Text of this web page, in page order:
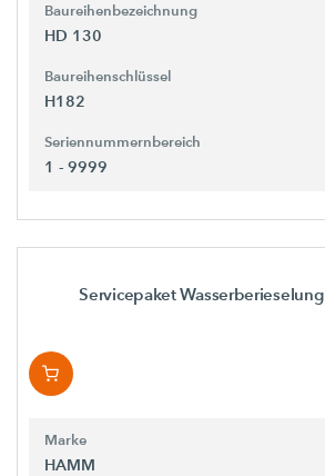
Baureihenbezeichnung
HD 130
Baureihenschlüssel
H182
Seriennummernbereich
1 - 9999
Servicepaket Wasserberieselung
Marke
HAMM